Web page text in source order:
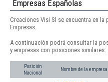
Empresas Españolas
Creaciones Visi Sl se encuentra en
Empresas.
A continuación podrá consultar la
y empresas con posiciones similares:
Posición
Nacional
Nombre de la empresa